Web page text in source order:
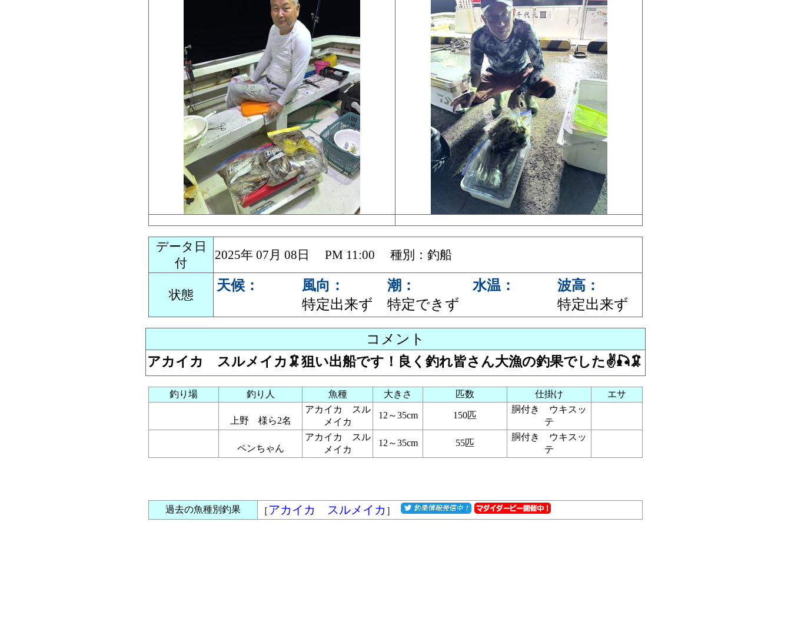
データ日
付
2025年 07月 08日 PM 11:00 種別：釣船
状態
天候：
風向：
特定出来ず
潮：
特定できず
水温：
波高：
特定出来ず
コメント
アカイカ スルメイカ🦑狙い出船です！良く釣れ皆さん大漁の釣果でした✌️🎣🦑
釣り場 釣り人 魚種 大きさ 匹数 仕掛け エサ
上野 様ら2名
アカイカ スル
メイカ
12～35cm 150匹
胴付き ウキスッ
テ
ペンちゃん
アカイカ スル
メイカ
12～35cm 55匹
胴付き ウキスッ
テ
過去の魚種別釣果 ［ アカイカ スルメイカ ］